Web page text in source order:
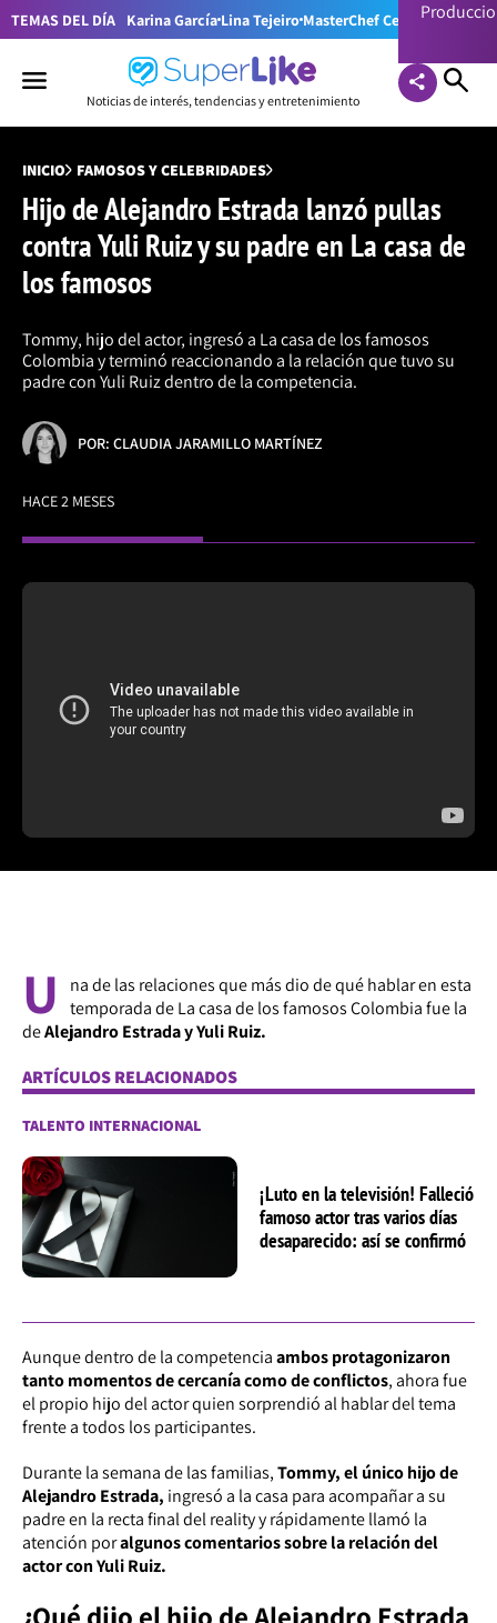
TEMAS DEL DÍA Karina García Lina Tejeiro MasterChef Celebrity
Noticias de interés, tendencias y entretenimiento
INICIO FAMOSOS Y CELEBRIDADES
Hijo de Alejandro Estrada lanzó pullas
contra Yuli Ruiz y su padre en La casa de
los famosos
Tommy, hijo del actor, ingresó a La casa de los famosos
Colombia y terminó reaccionando a la relación que tuvo su
padre con Yuli Ruiz dentro de la competencia.
POR: CLAUDIA JARAMILLO MARTÍNEZ
HACE 2 MESES
U
na de las relaciones que más dio de qué hablar en esta
temporada de La casa de los famosos Colombia fue la
deAlejandro Estrada y Yuli Ruiz.
ARTÍCULOS RELACIONADOS
TALENTO INTERNACIONAL
¡Luto en la televisión! Falleció
famoso actor tras varios días
desaparecido: así se confirmó
Aunque dentro de la competenciaambos protagonizaron
tanto momentos de cercanía como de conflictos, ahora fue
el propio hijo del actor quien sorprendió al hablar del tema
frente a todos los participantes.
Durante la semana de las familias,Tommy, el único hijo de
Alejandro Estrada, ingresó a la casa para acompañar a su
padre en la recta final del reality y rápidamente llamó la
atención poralgunos comentarios sobre la relación del
actor con Yuli Ruiz.
¿Qué dijo el hijo de Alejandro Estrada